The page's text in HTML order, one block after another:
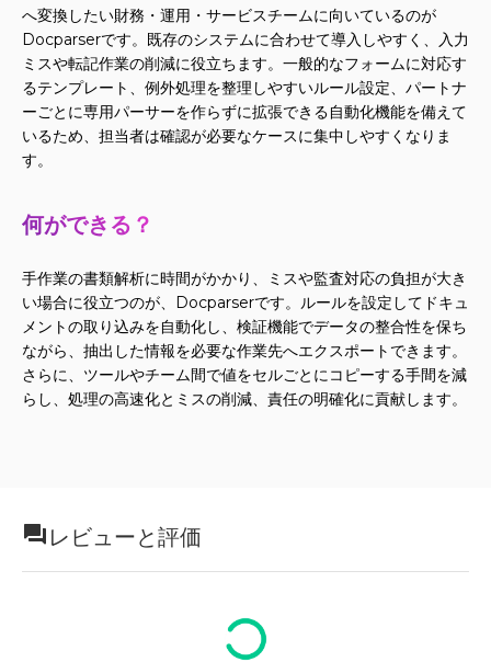
へ変換したい財務・運用・サービスチームに向いているのが
Docparserです。既存のシステムに合わせて導入しやすく、入力
ミスや転記作業の削減に役立ちます。一般的なフォームに対応す
るテンプレート、例外処理を整理しやすいルール設定、パートナ
ーごとに専用パーサーを作らずに拡張できる自動化機能を備えて
いるため、担当者は確認が必要なケースに集中しやすくなりま
す。
何ができる？
手作業の書類解析に時間がかかり、ミスや監査対応の負担が大き
い場合に役立つのが、Docparserです。ルールを設定してドキュ
メントの取り込みを自動化し、検証機能でデータの整合性を保ち
ながら、抽出した情報を必要な作業先へエクスポートできます。
さらに、ツールやチーム間で値をセルごとにコピーする手間を減
らし、処理の高速化とミスの削減、責任の明確化に貢献します。
レビューと評価